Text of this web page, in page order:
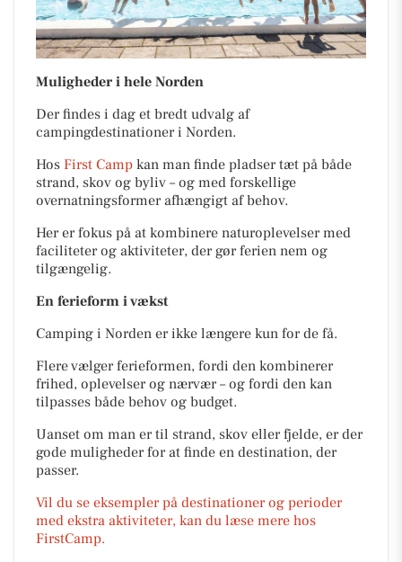
Muligheder i hele Norden
Der findes i dag et bredt udvalg af
campingdestinationer i Norden.
Hos First Camp kan man finde pladser tæt på både
strand, skov og byliv – og med forskellige
overnatningsformer afhængigt af behov.
Her er fokus på at kombinere naturoplevelser med
faciliteter og aktiviteter, der gør ferien nem og
tilgængelig.
En ferieform i vækst
Camping i Norden er ikke længere kun for de få.
Flere vælger ferieformen, fordi den kombinerer
frihed, oplevelser og nærvær – og fordi den kan
tilpasses både behov og budget.
Uanset om man er til strand, skov eller fjelde, er der
gode muligheder for at finde en destination, der
passer.
Vil du se eksempler på destinationer og perioder
med ekstra aktiviteter, kan du læse mere hos
FirstCamp.